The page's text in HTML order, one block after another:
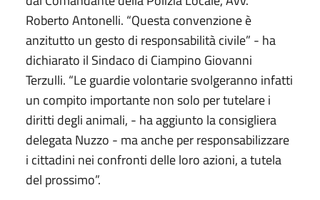
Roberto Antonelli. “Questa convenzione è
anzitutto un gesto di responsabilità civile” - ha
dichiarato il Sindaco di Ciampino Giovanni
Terzulli. “Le guardie volontarie svolgeranno infatti
un compito importante non solo per tutelare i
diritti degli animali, - ha aggiunto la consigliera
delegata Nuzzo - ma anche per responsabilizzare
i cittadini nei confronti delle loro azioni, a tutela
del prossimo”.